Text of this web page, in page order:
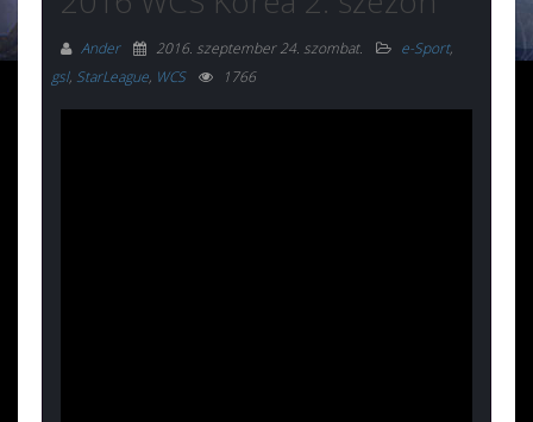
Ander 2016. szeptember 24. szombat. e-Sport,
gsl, StarLeague, WCS 1766